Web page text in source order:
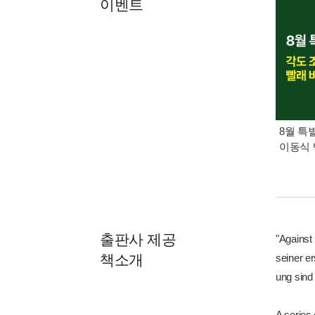
이벤트
8월 특
이동식
출판사 제공
책소개
"Against
seiner
ung